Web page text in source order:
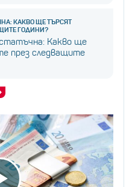
КАКВО ЩЕ ТЪРСЯТ
ГОДИНИ?
Какво ще
през следващите